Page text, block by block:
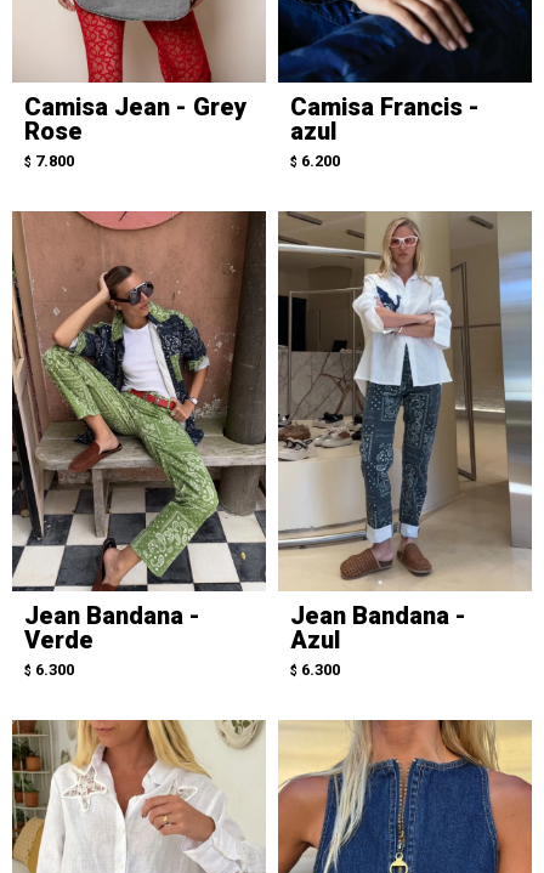
Camisa Jean - Grey
Rose
$ 7.800
Camisa Francis -
azul
$ 6.200
Jean Bandana -
Verde
$ 6.300
Jean Bandana -
Azul
$ 6.300